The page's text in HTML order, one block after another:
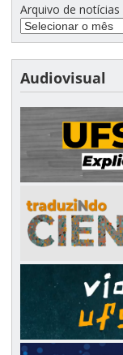
Arquivo de notícias
Audiovisual